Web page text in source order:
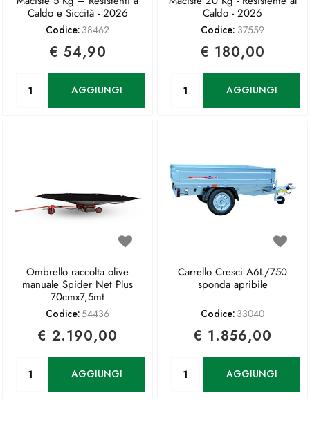
Caldo e Siccità - 2026
Codice: 38462
€ 54,90
AGGIUNGI
Caldo - 2026
Codice: 37559
€ 180,00
AGGIUNGI
Ombrello raccolta olive
manuale Spider Net Plus
70cmx7,5mt
Codice:54436
€ 2.190,00
AGGIUNGI
Carrello Cresci A6L/750
sponda apribile
Codice: 33040
€ 1.856,00
AGGIUNGI